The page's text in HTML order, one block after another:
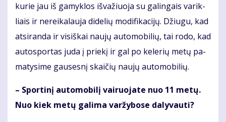
ku­rie jau iš ga­myk­los iš­va­žiuo­ja su ga­lin­gais va­rik­
liais ir ne­rei­ka­lau­ja di­de­lių mo­di­fi­ka­ci­jų. Džiu­gu, kad
at­si­ran­da ir vi­siš­kai nau­jų au­to­mo­bi­lių, tai ro­do, kad
au­to­spor­tas ju­da į prie­kį ir gal po ke­le­rių me­tų pa­
ma­ty­si­me gau­ses­nį skai­čių nau­jų au­to­mo­bi­lių.
– Spor­ti­nį au­to­mo­bi­lį vai­ruo­ja­te nuo 11 me­tų.
Nuo kiek me­tų ga­li­ma var­žy­bo­se da­ly­vau­ti?